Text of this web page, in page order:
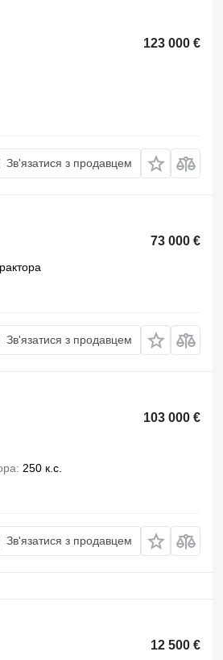
123 000 €
Зв'язатися з продавцем
73 000 €
Зв'язатися з продавцем
103 000 €
250 к.с.
Зв'язатися з продавцем
12 500 €